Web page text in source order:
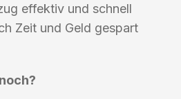
effektiv und schnell
Zeit und Geld gespart